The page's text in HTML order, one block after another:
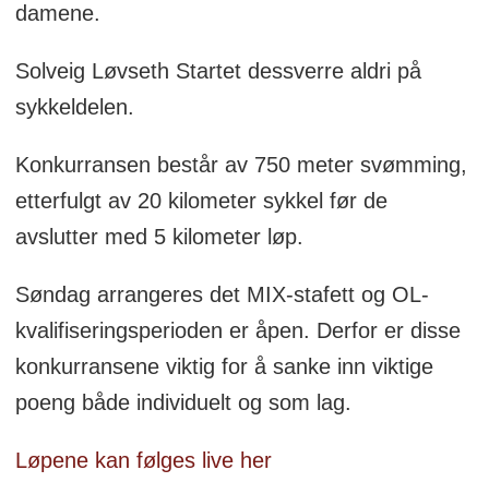
damene.
Solveig Løvseth Startet dessverre aldri på
sykkeldelen.
Konkurransen består av 750 meter svømming,
etterfulgt av 20 kilometer sykkel før de
avslutter med 5 kilometer løp.
Søndag arrangeres det MIX-stafett og OL-
kvalifiseringsperioden er åpen. Derfor er disse
konkurransene viktig for å sanke inn viktige
poeng både individuelt og som lag.
Løpene kan følges live her